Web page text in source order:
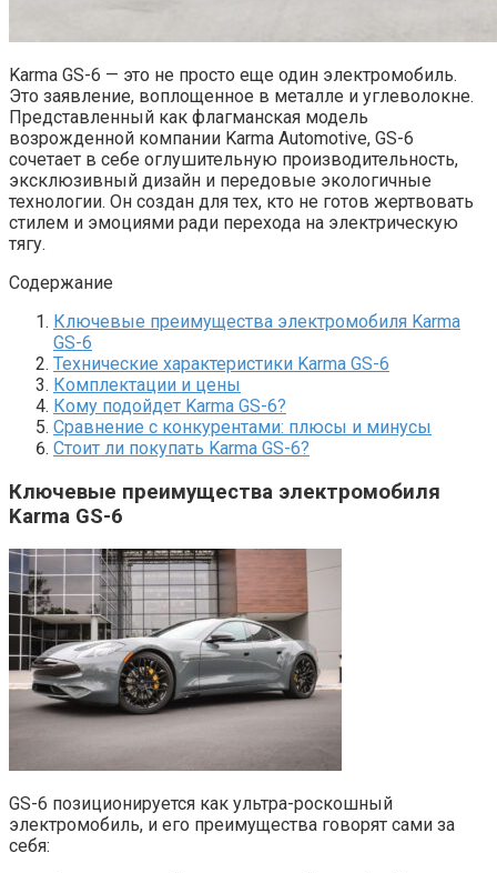
Karma GS-6 — это не просто еще один электромобиль.
Это заявление, воплощенное в металле и углеволокне.
Представленный как флагманская модель
возрожденной компании Karma Automotive, GS-6
сочетает в себе оглушительную производительность,
эксклюзивный дизайн и передовые экологичные
технологии. Он создан для тех, кто не готов жертвовать
стилем и эмоциями ради перехода на электрическую
тягу.
Содержание
Ключевые преимущества электромобиля Karma
GS-6
Технические характеристики Karma GS-6
Комплектации и цены
Кому подойдет Karma GS-6?
Сравнение с конкурентами: плюсы и минусы
Стоит ли покупать Karma GS-6?
Ключевые преимущества электромобиля
Karma GS-6
GS-6 позиционируется как ультра-роскошный
электромобиль, и его преимущества говорят сами за
себя: